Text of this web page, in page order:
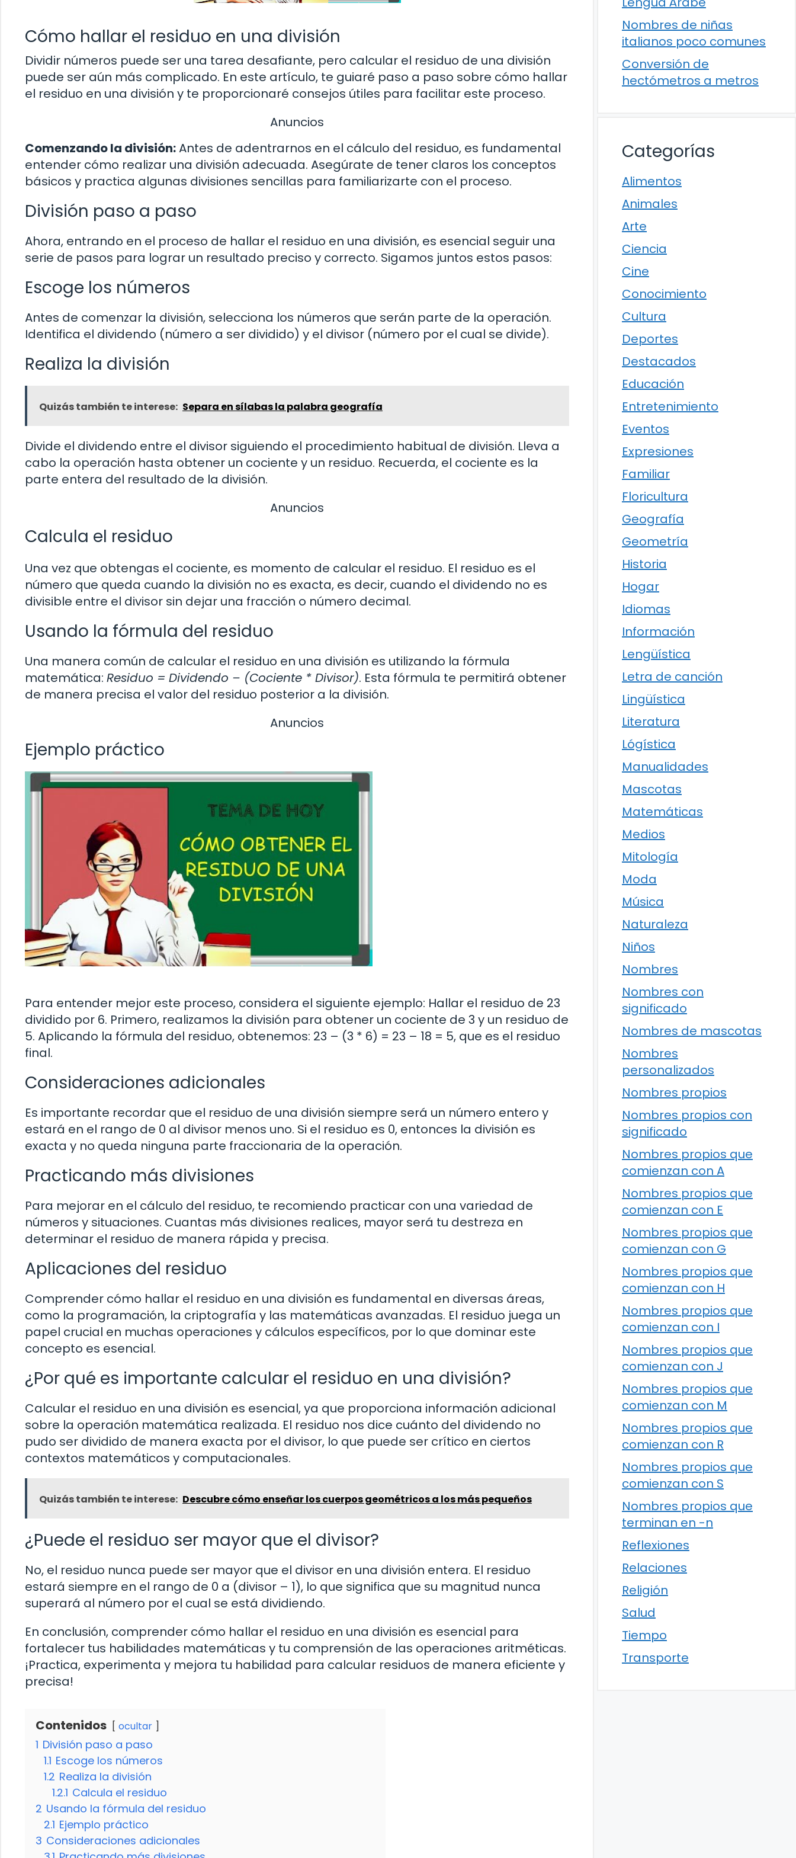
Cómo hallar el residuo en una división
Dividir números puede ser una tarea desafiante, pero calcular el residuo de una división
puede ser aún más complicado. En este artículo, te guiaré paso a paso sobre cómo hallar
el residuo en una división y te proporcionaré consejos útiles para facilitar este proceso.
Anuncios
Comenzando la división:Antes de adentrarnos en el cálculo del residuo, es fundamental
entender cómo realizar una división adecuada. Asegúrate de tener claros los conceptos
básicos y practica algunas divisiones sencillas para familiarizarte con el proceso.
División paso a paso
Ahora, entrando en el proceso de hallar el residuo en una división, es esencial seguir una
serie de pasos para lograr un resultado preciso y correcto. Sigamos juntos estos pasos:
Escoge los números
Antes de comenzar la división, selecciona los números que serán parte de la operación.
Identifica el dividendo (número a ser dividido) y el divisor (número por el cual se divide).
Realiza la división
Quizás también te interese: Separa en sílabas la palabra geografía
Divide el dividendo entre el divisor siguiendo el procedimiento habitual de división. Lleva a
cabo la operación hasta obtener un cociente y un residuo. Recuerda, el cociente es la
parte entera del resultado de la división.
Anuncios
Calcula el residuo
Una vez que obtengas el cociente, es momento de calcular el residuo. El residuo es el
número que queda cuando la división no es exacta, es decir, cuando el dividendo no es
divisible entre el divisor sin dejar una fracción o número decimal.
Usando la fórmula del residuo
Una manera común de calcular el residuo en una división es utilizando la fórmula
matemática: Residuo = Dividendo – (Cociente * Divisor). Esta fórmula te permitirá obtener
de manera precisa el valor del residuo posterior a la división.
Anuncios
Ejemplo práctico
Para entender mejor este proceso, considera el siguiente ejemplo: Hallar el residuo de 23
dividido por 6. Primero, realizamos la división para obtener un cociente de 3 y un residuo de
5. Aplicando la fórmula del residuo, obtenemos: 23 – (3 * 6) = 23 – 18 = 5, que es el residuo
final.
Consideraciones adicionales
Es importante recordar que el residuo de una división siempre será un número entero y
estará en el rango de 0 al divisor menos uno. Si el residuo es 0, entonces la división es
exacta y no queda ninguna parte fraccionaria de la operación.
Practicando más divisiones
Para mejorar en el cálculo del residuo, te recomiendo practicar con una variedad de
números y situaciones. Cuantas más divisiones realices, mayor será tu destreza en
determinar el residuo de manera rápida y precisa.
Aplicaciones del residuo
Comprender cómo hallar el residuo en una división es fundamental en diversas áreas,
como la programación, la criptografía y las matemáticas avanzadas. El residuo juega un
papel crucial en muchas operaciones y cálculos específicos, por lo que dominar este
concepto es esencial.
¿Por qué es importante calcular el residuo en una división?
Calcular el residuo en una división es esencial, ya que proporciona información adicional
sobre la operación matemática realizada. El residuo nos dice cuánto del dividendo no
pudo ser dividido de manera exacta por el divisor, lo que puede ser crítico en ciertos
contextos matemáticos y computacionales.
Quizás también te interese: Descubre cómo enseñar los cuerpos geométricos a los más pequeños
¿Puede el residuo ser mayor que el divisor?
No, el residuo nunca puede ser mayor que el divisor en una división entera. El residuo
estará siempre en el rango de 0 a (divisor – 1), lo que significa que su magnitud nunca
superará al número por el cual se está dividiendo.
En conclusión, comprender cómo hallar el residuo en una división es esencial para
fortalecer tus habilidades matemáticas y tu comprensión de las operaciones aritméticas.
¡Practica, experimenta y mejora tu habilidad para calcular residuos de manera eficiente y
precisa!
Contenidos ocultar
1 División paso a paso
1.1 Escoge los números
1.2 Realiza la división
1.2.1 Calcula el residuo
2 Usando la fórmula del residuo
2.1 Ejemplo práctico
3 Consideraciones adicionales
Nombres de niñas
italianos poco comunes
Conversión de
hectómetros a metros
Categorías
Alimentos
Animales
Arte
Ciencia
Cine
Conocimiento
Cultura
Deportes
Destacados
Educación
Entretenimiento
Eventos
Expresiones
Familiar
Floricultura
Geografía
Geometría
Historia
Hogar
Idiomas
Información
Lengüística
Letra de canción
Lingüística
Literatura
Lógística
Manualidades
Mascotas
Matemáticas
Medios
Mitología
Moda
Música
Naturaleza
Niños
Nombres
Nombres con
significado
Nombres de mascotas
Nombres
personalizados
Nombres propios
Nombres propios con
significado
Nombres propios que
comienzan con A
Nombres propios que
comienzan con E
Nombres propios que
comienzan con G
Nombres propios que
comienzan con H
Nombres propios que
comienzan con I
Nombres propios que
comienzan con J
Nombres propios que
comienzan con M
Nombres propios que
comienzan con R
Nombres propios que
comienzan con S
Nombres propios que
terminan en -n
Reflexiones
Relaciones
Religión
Salud
Tiempo
Transporte